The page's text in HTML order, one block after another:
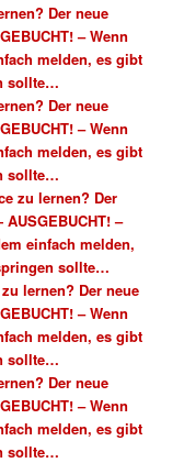
Der neue
– Wenn
melden, es gibt
sollte…
Der neue
– Wenn
melden, es gibt
sollte…
zu lernen? Der
–
einfach melden,
sollte…
lernen? Der neue
– Wenn
melden, es gibt
sollte…
Der neue
– Wenn
melden, es gibt
sollte…